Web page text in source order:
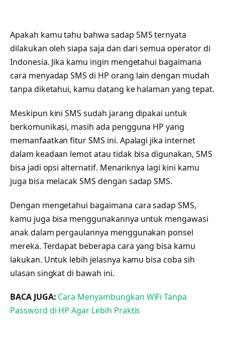
Apakah kamu tahu bahwa sadap SMS ternyata
dilakukan oleh siapa saja dan dari semua operator di
Indonesia. Jika kamu ingin mengetahui bagaimana
cara menyadap SMS di HP orang lain dengan mudah
tanpa diketahui, kamu datang ke halaman yang tepat.
Meskipun kini SMS sudah jarang dipakai untuk
berkomunikasi, masih ada pengguna HP yang
memanfaatkan fitur SMS ini. Apalagi jika internet
dalam keadaan lemot atau tidak bisa digunakan, SMS
bisa jadi opsi alternatif. Menariknya lagi kini kamu
juga bisa melacak SMS dengan sadap SMS.
Dengan mengetahui bagaimana cara sadap SMS,
kamu juga bisa menggunakannya untuk mengawasi
anak dalam pergaulannya menggunakan ponsel
mereka. Terdapat beberapa cara yang bisa kamu
lakukan. Untuk lebih jelasnya kamu bisa coba sih
ulasan singkat di bawah ini.
BACA JUGA: Cara Menyambungkan WiFi Tanpa
Password di HP Agar Lebih Praktis